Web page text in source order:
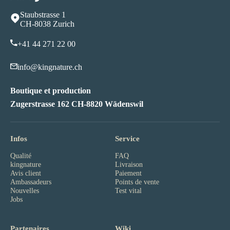
Staubstrasse 1
CH-8038 Zurich
+41 44 271 22 00
info@kingnature.ch
Boutique et production
Zugerstrasse 162 CH-8820 Wädenswil
Infos
Qualité
kingnature
Avis client
Ambassadeurs
Nouvelles
Jobs
Service
FAQ
Livraison
Paiement
Points de vente
Test vital